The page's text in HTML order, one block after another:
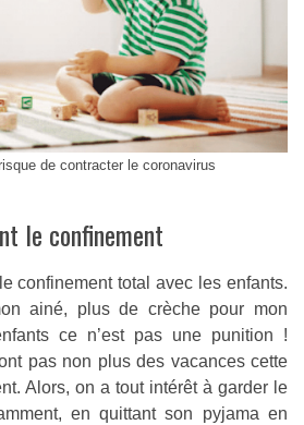
de contracter le coronavirus
le confinement
confinement total avec les enfants.
ainé, plus de crèche pour mon
ce n’est pas une punition !
pas non plus des vacances cette
Alors, on a tout intérêt à garder le
en quittant son pyjama en